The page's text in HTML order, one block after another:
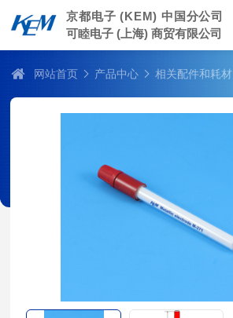
京都电子 (KEM) 中国分公司
可睦电子 (上海) 商贸有限公司
网站首页 产品中心 相关配件和耗材